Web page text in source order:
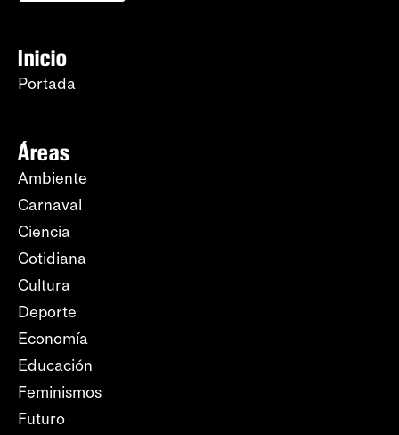
Inicio
Portada
Áreas
Ambiente
Carnaval
Ciencia
Cotidiana
Cultura
Deporte
Economía
Educación
Feminismos
Futuro